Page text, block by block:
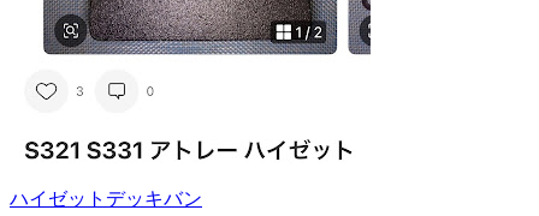
ハイゼットデッキバン